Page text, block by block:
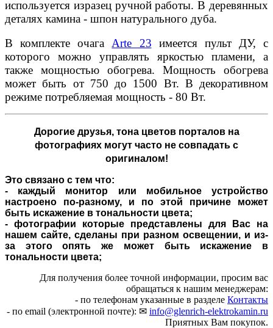
используется изразец ручной работы. В деревянных
деталях камина - шпон натурального дуба.
В комплекте очага Arte 23 имеется пульт ДУ, с
которого можно управлять яркостью пламени, а
также мощностью обогрева. Мощность обогрева
может быть от 750 до 1500 Вт. В декоративном
режиме потребляемая мощность - 80 Вт.
Дорогие друзья,тона цветов порталов на
фотографиях могут часто не совпадать с
оригиналом!
Это связано с тем что:
- каждый монитор или мобильное устройство
настроено по-разному, и по этой причине может
быть искажение в тональности цвета;
- фотографии которые представлены для Вас на
нашем сайте, сделаны при разном освещении, и из-
за этого опять же может быть искажение в
тональности цвета;
Для получения более точной информации, просим вас
обращаться к нашим менеджерам:
- по телефонам указанные в разделе Контакты
- по email (электронной почте): ✉ info@glenrich-elektrokamin.ru
Приятных Вам покупок.